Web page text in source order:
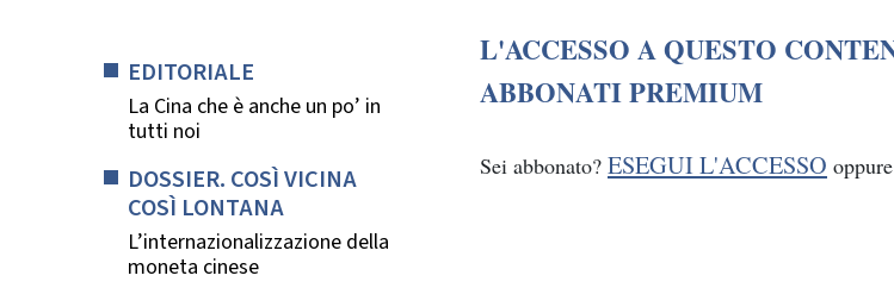
EDITORIALE
La Cina che è anche un po’ in
tutti noi
DOSSIER. COSÌ VICINA
COSÌ LONTANA
L’internazionalizzazione della
moneta cinese
L'ACCESSO A QUESTO
ABBONATI PREMIUM
Sei abbonato? ESEGUI L'ACCESSO oppure